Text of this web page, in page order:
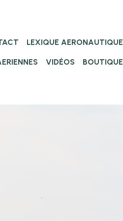
LEXIQUE AERONAUTIQUE
VIDÉOS BOUTIQUE